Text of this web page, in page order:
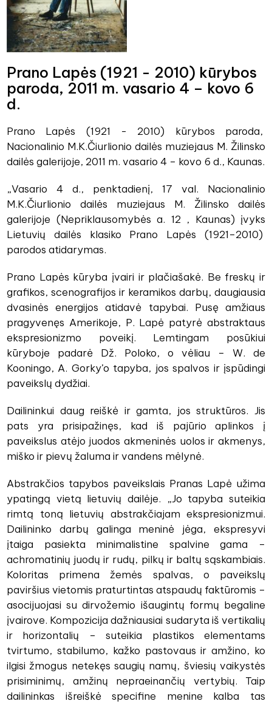
Prano Lapės (1921 - 2010) kūrybos
paroda, 2011 m. vasario 4 – kovo 6
d.
Prano Lapės (1921 - 2010) kūrybos paroda,
Nacionalinio M.K.Čiurlionio dailės muziejaus M. Žilinsko
dailės galerijoje, 2011 m. vasario 4 – kovo 6 d., Kaunas.
„Vasario 4 d., penktadienį, 17 val. Nacionalinio
M.K.Čiurlionio dailės muziejaus M. Žilinsko dailės
galerijoje (Nepriklausomybės a. 12 , Kaunas) įvyks
Lietuvių dailės klasiko Prano Lapės (1921–2010)
parodos atidarymas.
Prano Lapės kūryba įvairi ir plačiašakė. Be freskų ir
grafikos, scenografijos ir keramikos darbų, daugiausia
dvasinės energijos atidavė tapybai. Pusę amžiaus
pragyvenęs Amerikoje, P. Lapė patyrė abstraktaus
ekspresionizmo poveikį. Lemtingam posūkiui
kūryboje padarė Dž. Poloko, o vėliau – W. de
Kooningo, A. Gorky’o tapyba, jos spalvos ir įspūdingi
paveikslų dydžiai.
Dailininkui daug reiškė ir gamta, jos struktūros. Jis
pats yra prisipažinęs, kad iš pajūrio aplinkos į
paveikslus atėjo juodos akmeninės uolos ir akmenys,
miško ir pievų žaluma ir vandens mėlynė.
Abstrakčios tapybos paveikslais Pranas Lapė užima
ypatingą vietą lietuvių dailėje. „Jo tapyba suteikia
rimtą toną lietuvių abstrakčiajam ekspresionizmui.
Dailininko darbų galinga meninė jėga, ekspresyvi
įtaiga pasiekta minimalistine spalvine gama –
achromatinių juodų ir rudų, pilkų ir baltų sąskambiais.
Koloritas primena žemės spalvas, o paveikslų
paviršius vietomis praturtintas atspaudų faktūromis –
asocijuojasi su dirvožemio išaugintų formų begaline
įvairove. Kompozicija dažniausiai sudaryta iš vertikalių
ir horizontalių – suteikia plastikos elementams
tvirtumo, stabilumo, kažko pastovaus ir amžino, ko
ilgisi žmogus netekęs saugių namų, šviesių vaikystės
prisiminimų, amžinų nepraeinančių vertybių. Taip
dailininkas išreiškė specifine menine kalba tas